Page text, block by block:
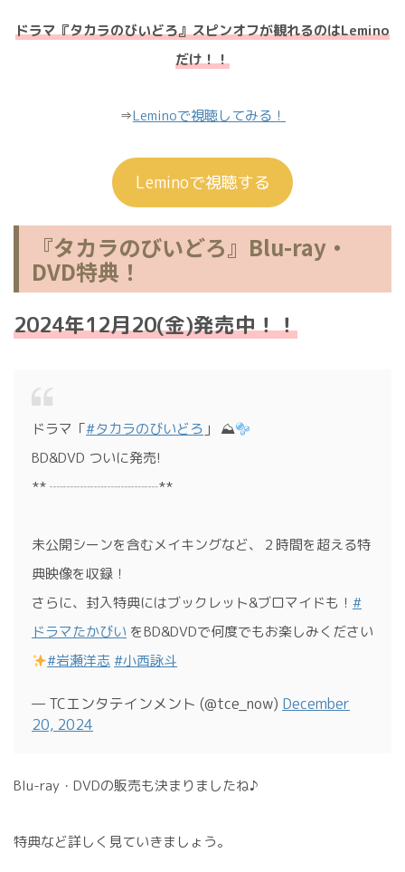
ドラマ『タカラのびいどろ』スピンオフが観れるのはLemino
だけ！！
⇒Leminoで視聴してみる！
Leminoで視聴する
『タカラのびいどろ』Blu-ray・
DVD特典！
2024年12月20(金)発売中！！
ドラマ「#タカラのびいどろ 」 ⛰
BD&DVD ついに発売!
** ┈┈┈┈┈┈┈┈**
未公開シーンを含むメイキングなど、２時間を超える特
典映像を収録！
さらに、封入特典にはブックレット&ブロマイドも！ #
ドラマたかびい をBD&DVDで何度でもお楽しみください
#岩瀬洋志 #小西詠斗
— TCエンタテインメント (@tce_now) December
20, 2024
Blu-ray・DVDの販売も決まりましたね♪
特典など詳しく見ていきましょう。